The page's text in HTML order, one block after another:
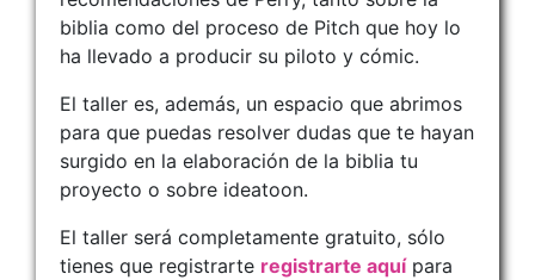
biblia como del proceso de Pitch que hoy lo
ha llevado a producir su piloto y cómic.
El taller es, además, un espacio que abrimos
para que puedas resolver dudas que te hayan
surgido en la elaboración de la biblia tu
proyecto o sobre ideatoon.
El taller será completamente gratuito, sólo
tienes que registrarte registrarte aquípara